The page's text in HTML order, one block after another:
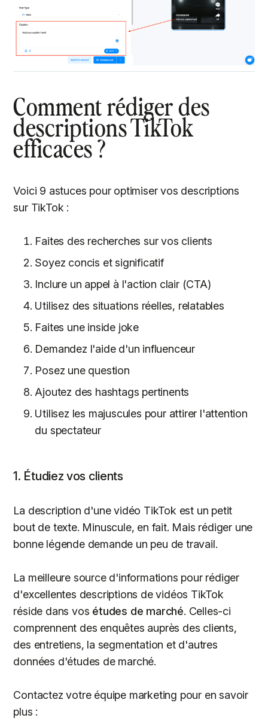
Comment rédiger des
descriptions TikTok
efficaces ?
Voici 9 astuces pour optimiser vos descriptions
sur TikTok :
Faites des recherches sur vos clients
Soyez concis et significatif
Inclure un appel à l'action clair (CTA)
Utilisez des situations réelles, relatables
Faites une inside joke
Demandez l'aide d'un influenceur
Posez une question
Ajoutez des hashtags pertinents
Utilisez les majuscules pour attirer l'attention
du spectateur
1. Étudiez vos clients
La description d'une vidéo TikTok est un petit
bout de texte. Minuscule, en fait. Mais rédiger une
bonne légende demande un peu de travail.
La meilleure source d'informations pour rédiger
d'excellentes descriptions de vidéos TikTok
réside dans vos études de marché. Celles-ci
comprennent des enquêtes auprès des clients,
des entretiens, la segmentation et d'autres
données d'études de marché.
Contactez votre équipe marketing pour en savoir
plus :